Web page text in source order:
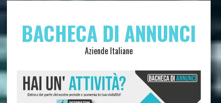
BACHECA DI ANNUNCI
Aziende Italiane